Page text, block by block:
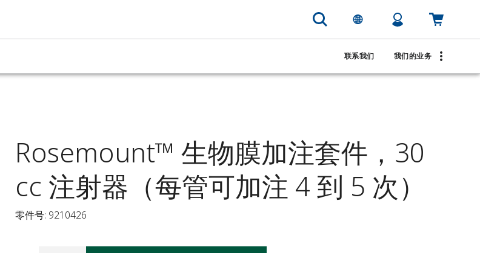
联系我们 我们的业务
Rosemount™ 生物膜加注套件，30
cc 注射器（每管可加注 4 到 5 次）
零件号: 9210426